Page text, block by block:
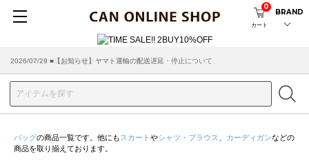
カート
0
BRAND
2026/07/29 ■【お知らせ】ヤマト運輸の配送遅延・停止について
2026/03/18 ■店舗受け取りサービスのご案内
バッグの商品一覧です。他にも スカート やシャツ・ブラウス カーディガンなどの
商品を取り揃えております。